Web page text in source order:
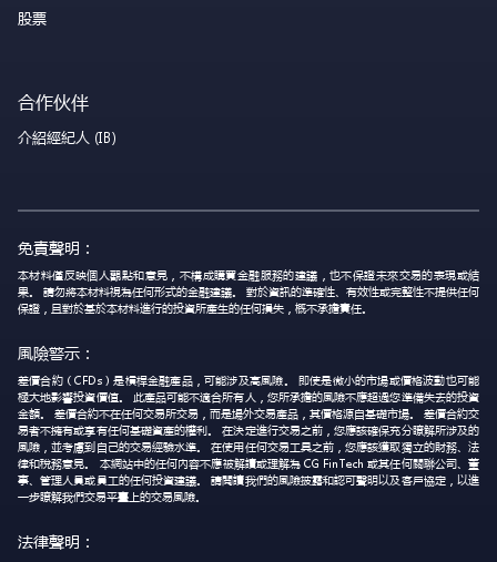
股票
合作伙伴
介紹經紀人 (IB)
免責聲明：
本材料僅反映個人觀點和意見，不構成購買金融服務的建議，也不保證未來交易的表現或結
果。 請勿將本材料視為任何形式的金融建議。 對於資訊的準確性、有效性或完整性不提供任何
保證，且對於基於本材料進行的投資所產生的任何損失，概不承擔責任。
風險警示：
差價合約（CFDs）是槓桿金融產品，可能涉及高風險。 即使是微小的市場或價格波動也可能
極大地影響投資價值。 此產品可能不適合所有人，您所承擔的風險不應超過您準備失去的投資
金額。 差價合約不在任何交易所交易，而是場外交易產品，其價格源自基礎市場。 差價合約交
易者不擁有或享有任何基礎資產的權利。 在決定進行交易之前，您應該確保充分瞭解所涉及的
風險，並考慮到自己的交易經驗水準。 在使用任何交易工具之前，您應該獲取獨立的財務、法
律和稅務意見。 本網站中的任何內容不應被解讀或理解為 CG FinTech 或其任何關聯公司、董
事、管理人員或員工的任何投資建議。 請閱讀我們的風險披露和認可聲明以及客戶協定，以進
一步瞭解我們交易平臺上的交易風險。
法律聲明：